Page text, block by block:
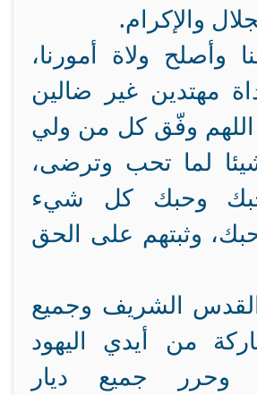
والإكرام.
وأصلح ولاة أمورنا،
مهتدين غير ضالين
اللهم وفّق كل من ولي
لما تحب وترضى،
حبك وحبك كل شيء
وثبتهم على الحق
الشريف وجميع
من أيدي اليهود
وحرر جميع ديار